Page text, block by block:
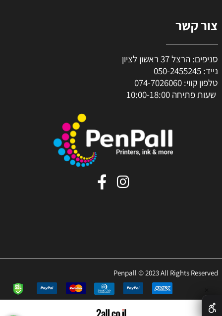
צור קשר
סניפים: הרצל 37 ראשון לציון
נייד: 050-2455245
טלפון קווי: 074-7026060
שעות פתיחה 10:00-18:00
Penpall © 2023 All Rights Reserved